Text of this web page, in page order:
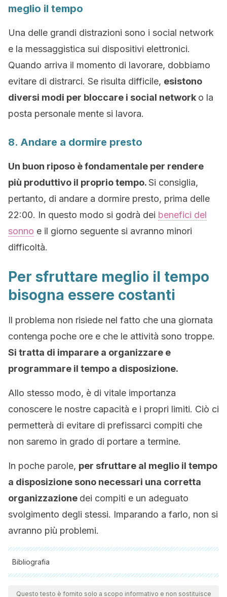
meglio il tempo
Una delle grandi distrazioni sono i social network
e la messaggistica sui dispositivi elettronici.
Quando arriva il momento di lavorare, dobbiamo
evitare di distrarci. Se risulta difficile, esistono
diversi modi per bloccare i social network o la
posta personale mente si lavora.
8. Andare a dormire presto
Un buon riposo è fondamentale per rendere
più produttivo il proprio tempo.Si consiglia,
pertanto, di andare a dormire presto, prima delle
22:00. In questo modo si godrà dei benefici del
sonno e il giorno seguente si avranno minori
difficoltà.
Per sfruttare meglio il tempo
bisogna essere costanti
Il problema non risiede nel fatto che una giornata
contenga poche ore e che le attività sono troppe.
Si tratta di imparare a organizzare e
programmare il tempo a disposizione.
Allo stesso modo, è di vitale importanza
conoscere le nostre capacità e i propri limiti. Ciò ci
permetterà di evitare di prefissarci compiti che
non saremo in grado di portare a termine.
In poche parole, per sfruttare al meglio il tempo
a disposizione sono necessari una corretta
organizzazione dei compiti e un adeguato
svolgimento degli stessi. Imparando a farlo, non si
avranno più problemi.
Bibliografia
Tutte le fonti citate sono state esaminate a fondo dal nostro
team per garantirne la qualità, l'affidabilità, l'attualità e la
Questo testo è fornito solo a scopo informativo e non sostituisce